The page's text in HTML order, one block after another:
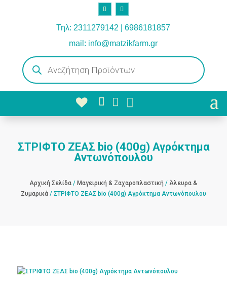
Τηλ: 2311279142 | 6986181857
mail: info@matzikfarm.gr
Products
search
  
ΣΤΡΙΦΤΟ ΖΕΑΣ bio (400g) Αγρόκτημα
Αντωνόπουλου
Αρχική Σελίδα /Μαγειρική & Ζαχαροπλαστική /Άλευρα &
Ζυμαρικά/ ΣΤΡΙΦΤΟ ΖΕΑΣ bio (400g) Αγρόκτημα Αντωνόπουλου